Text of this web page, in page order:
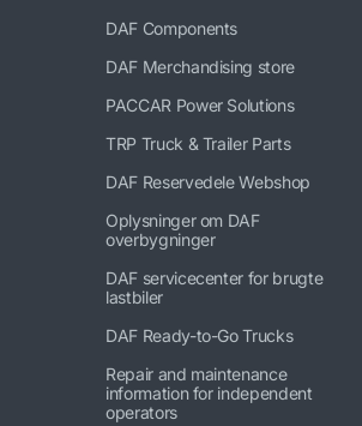
DAF Components
DAF Merchandising store
PACCAR Power Solutions
TRP Truck & Trailer Parts
DAF Reservedele Webshop
Oplysninger om DAF
overbygninger
DAF servicecenter for brugte
lastbiler
DAF Ready-to-Go Trucks
Repair and maintenance
information for independent
operators